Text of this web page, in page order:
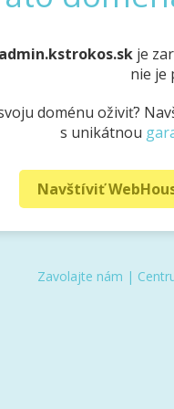
admin.kstrokos.skje
nie je
doménu oživiť?
s unikátnou
Navštíviť
Zavolajte nám |